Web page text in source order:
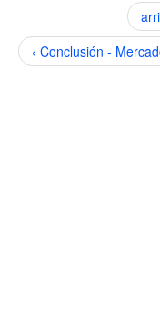
‹ Conclusión -